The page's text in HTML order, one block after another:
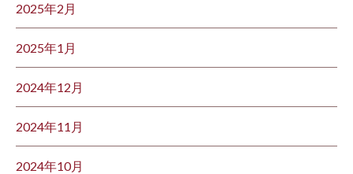
2025年2月
2025年1月
2024年12月
2024年11月
2024年10月